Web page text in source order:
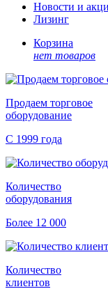
Новости и
Лизинг
Корзина
нет товаров
Продаем торговое
оборудование
С 1999 года
Количество
оборудования
Более 12 000
Количество
клиентов